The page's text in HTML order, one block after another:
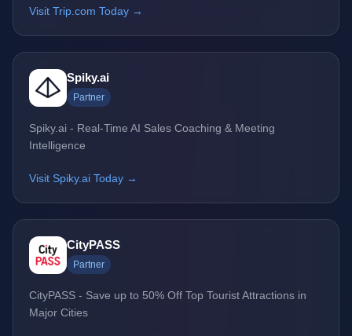
Visit Trip.com Today →
Spiky.ai
Partner
Spiky.ai - Real-Time AI Sales Coaching & Meeting
Intelligence
Visit Spiky.ai Today →
CityPASS
Partner
CityPASS - Save up to 50% Off Top Tourist Attractions in
Major Cities